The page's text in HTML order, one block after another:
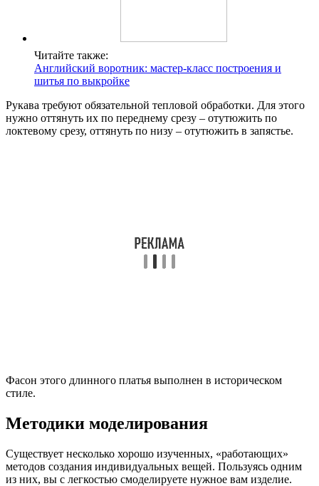
Читайте также:
Английский воротник: мастер-класс построения и
шитья по выкройке
Рукава требуют обязательной тепловой обработки. Для этого
нужно оттянуть их по переднему срезу – отутюжить по
локтевому срезу, оттянуть по низу – отутюжить в запястье.
Фасон этого длинного платья выполнен в историческом
стиле.
Методики моделирования
Существует несколько хорошо изученных, «работающих»
методов создания индивидуальных вещей. Пользуясь одним
из них, вы с легкостью смоделируете нужное вам изделие.